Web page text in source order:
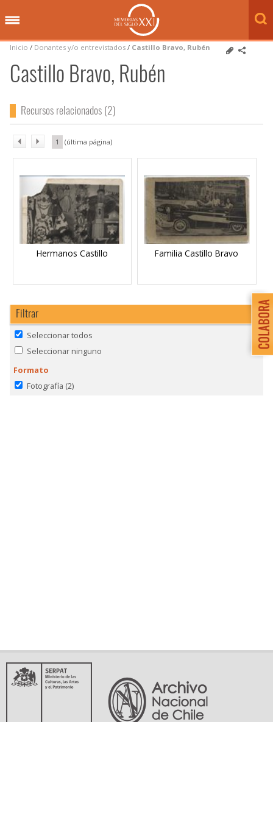
Inicio / Donantes y/o entrevistados / Castillo Bravo, Rubén
Castillo Bravo, Rubén
Recursos relacionados (2)
Hermanos Castillo Familia Castillo Bravo
1
Filtrar
Seleccionar todos
Seleccionar ninguno
Formato
Fotografía (2)